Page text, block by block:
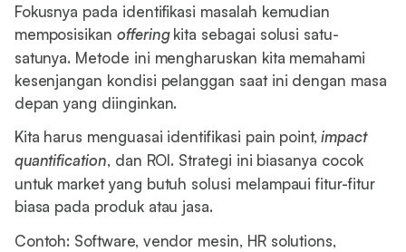
Fokusnya pada identifikasi masalah kemudian
memposisikan offeringkita sebagai solusi satu-
satunya. Metode ini mengharuskan kita memahami
kesenjangan kondisi pelanggan saat ini dengan masa
depan yang diinginkan.
Kita harus menguasai identifikasi pain point, impact
quantification, dan ROI. Strategi ini biasanya cocok
untuk market yang butuh solusi melampaui fitur-fitur
biasa pada produk atau jasa.
Contoh: Software, vendor mesin, HR solutions,